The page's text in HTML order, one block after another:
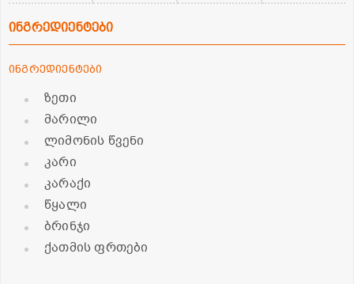
ინგრედიენტები
ინგრედიენტები
ზეთი
მარილი
ლიმონის წვენი
კარი
კარაქი
წყალი
ბრინჯი
ქათმის ფრთები